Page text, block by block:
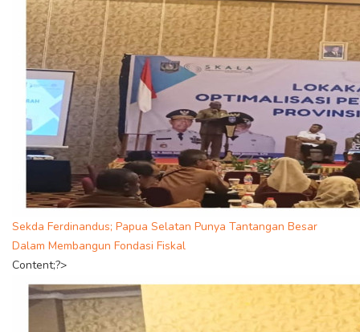
Sekda Ferdinandus; Papua Selatan Punya Tantangan Besar
Dalam Membangun Fondasi Fiskal
Content;?>